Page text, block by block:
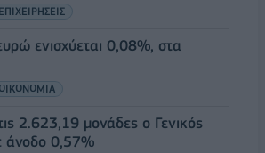
ΕΠΙΧΕΙΡΗΣΕΙΣ
ενισχύεται 0,08%, στα
ΟΙΚΟΝΟΜΙΑ
2.623,19 μονάδες ο Γενικός
άνοδο 0,57%